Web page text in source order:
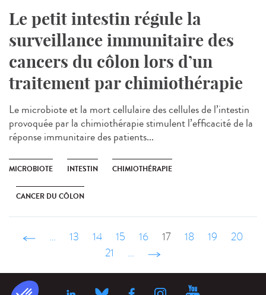
Le petit intestin régule la
surveillance immunitaire des
cancers du côlon lors d’un
traitement par chimiothérapie
Le microbiote et la mort cellulaire des cellules de l’intestin
provoquée par la chimiothérapie stimulent l’efficacité de la
réponse immunitaire des patients...
MICROBIOTE INTESTIN CHIMIOTHÉRAPIE
CANCER DU CÔLON
‹ précédent
… 13 14 15 16 17 18 19
20
21
… suivant ›